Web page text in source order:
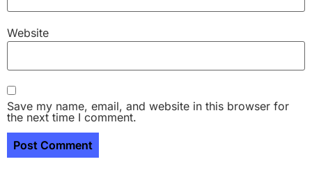
Website
Save my name, email, and website in this browser for
the next time I comment.